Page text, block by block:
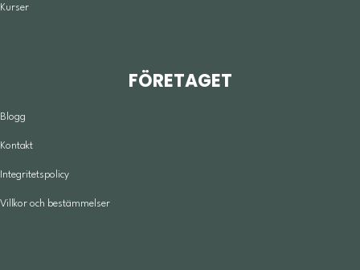
Kurser
FÖRETAGET
Blogg
Kontakt
Integritetspolicy
Villkor och bestämmelser